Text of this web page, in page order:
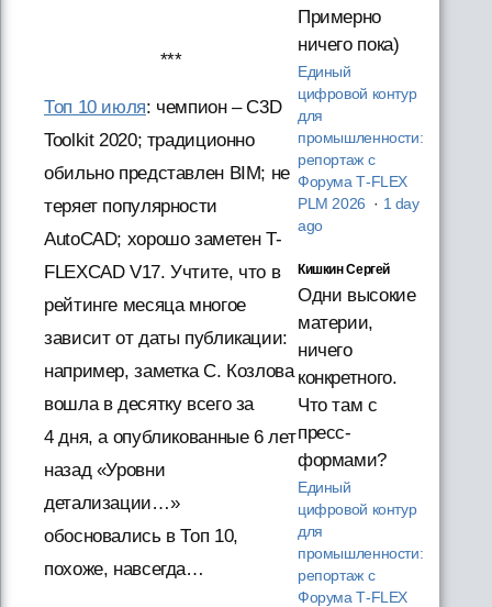
***
Топ 10 июля: чемпион – C3D
Toolkit 2020; традиционно
обильно представлен BIM; не
теряет популярности
AutoCAD; хорошо заметен T-
FLEXCAD V17. Учтите, что в
рейтинге месяца многое
зависит от даты публикации:
например, заметка С. Козлова
вошла в десятку всего за
4 дня, а опубликованные 6 лет
назад «Уровни
детализации…»
обосновались в Топ 10,
похоже, навсегда…
Примерно
ничего пока)
Единый
цифровой контур
для
промышленности:
репортаж с
Форума T‑FLEX
PLM 2026 · 1 day
ago
Кишкин Сергей
Одни высокие
материи,
ничего
конкретного.
Что там с
пресс-
формами?
Единый
цифровой контур
для
промышленности:
репортаж с
Форума T‑FLEX